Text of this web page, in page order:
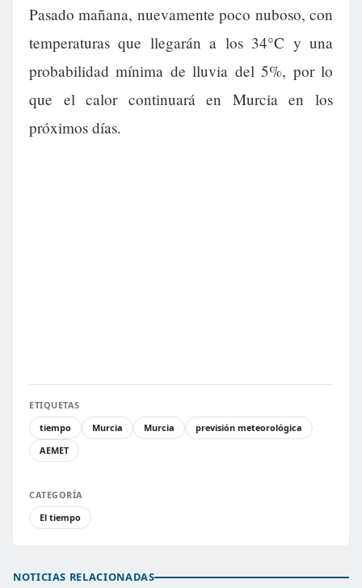
Pasado mañana, nuevamente poco nuboso, con
temperaturas que llegarán a los 34°C y una
probabilidad mínima de lluvia del 5%, por lo
que el calor continuará en Murcia en los
próximos días.
ETIQUETAS
tiempo
Murcia Murcia
previsión meteorológica
AEMET
CATEGORÍA
El tiempo
NOTICIAS RELACIONADAS